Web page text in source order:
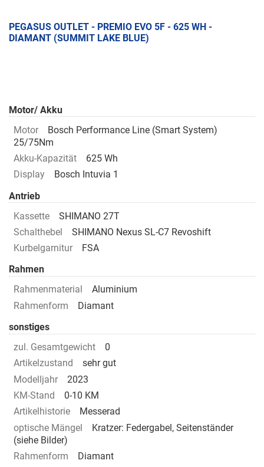
PEGASUS OUTLET - PREMIO EVO 5F - 625 WH -
DIAMANT (SUMMIT LAKE BLUE)
Motor/ Akku
Motor
Bosch Performance Line (Smart System)
25/75Nm
Akku-Kapazität
625 Wh
Display
Bosch Intuvia 1
Antrieb
Kassette
SHIMANO 27T
Schalthebel
SHIMANO Nexus SL-C7 Revoshift
Kurbelgarnitur
FSA
Rahmen
Rahmenmaterial
Aluminium
Rahmenform
Diamant
sonstiges
zul. Gesamtgewicht
0
Artikelzustand
sehr gut
Modelljahr
2023
KM-Stand
0-10 KM
Artikelhistorie
Messerad
optische Mängel
Kratzer: Federgabel, Seitenständer
(siehe Bilder)
Rahmenform
Diamant